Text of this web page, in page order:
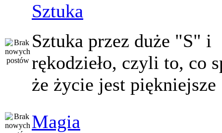
Sztuka
Sztuka przez duże "S" i
rękodzieło, czyli to, co
że życie jest piękniejsze
Magia